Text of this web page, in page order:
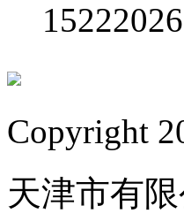
Copyright
天津市有